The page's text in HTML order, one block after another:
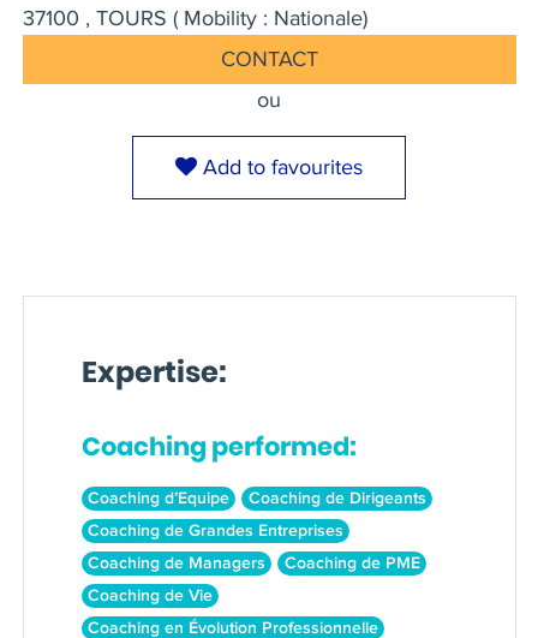
37100 , TOURS ( Mobility : Nationale)
CONTACT
ou
Add to favourites
Expertise:
Coaching performed:
Coaching d’Equipe
Coaching de Dirigeants
Coaching de Grandes Entreprises
Coaching de Managers
Coaching de PME
Coaching de Vie
Coaching en Évolution Professionnelle